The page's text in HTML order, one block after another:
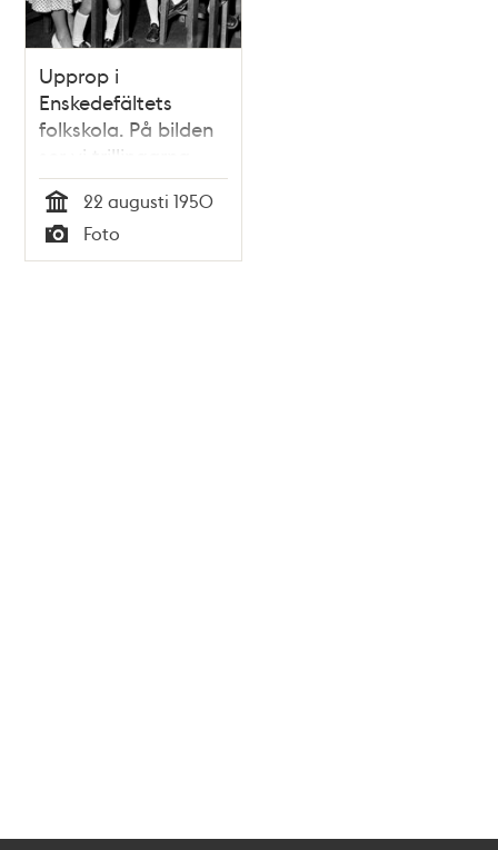
Upprop i
Enskedefältets
folkskola. På bilden
ser vi trillingarna
Anne-Marie, Ulla
och Maj Broman
tillsammans med
lärarinnan Ulla Hjort
Tid
22 augusti 1950
Typ
Foto